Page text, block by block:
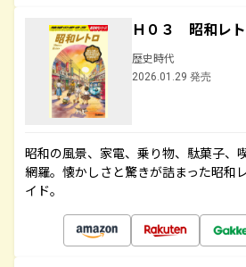
Ｈ０３ 昭和レ
歴史時代
2026.01.29 発売
昭和の風景、家電、乗り物、駄菓子、
網羅。懐かしさと驚きが詰まった昭和
イド。